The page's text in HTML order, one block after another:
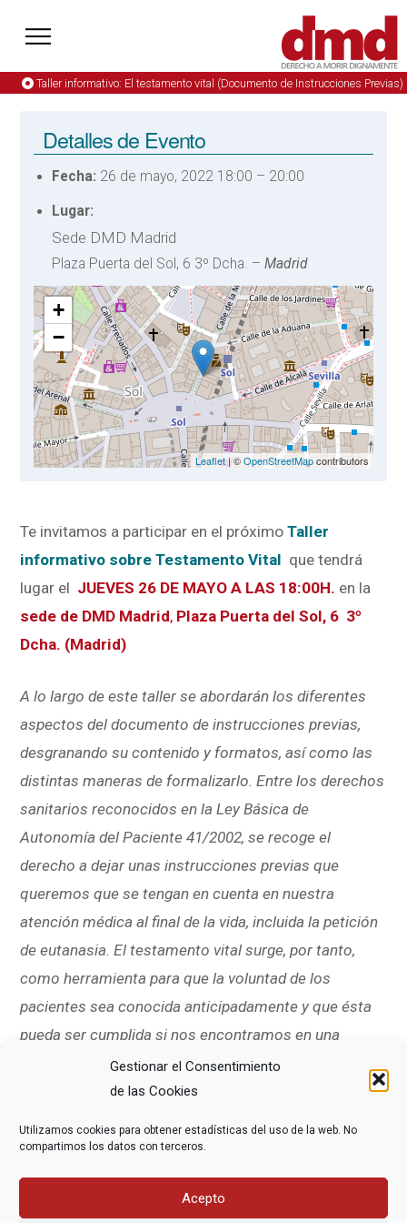
Gestionar el Consentimiento
de las Cookies
Utilizamos cookies para obtener estadísticas del uso de la web. No
compartimos los datos con terceros.
Acepto
Taller informativo: El testamento vital (Documento de Instrucciones Previas)
Detalles de Evento
Fecha: 26 de mayo, 2022 18:00 – 20:00
Lugar:
Sede DMD Madrid
Plaza Puerta del Sol, 6 3º Dcha. –Madrid
+
−
Leaflet| ©OpenStreetMapcontributors
Te invitamos a participar en el próximoTaller
informativo sobre Testamento Vital que tendrá
lugar el JUEVES 26 DE MAYOA LAS 18:00H. en la
sede de DMD Madrid, Plaza Puerta del Sol, 6 3º
Dcha. (Madrid)
A lo largo de este taller se abordarán los diferentes
aspectos del documento de instrucciones previas,
desgranando su contenido y formatos, así como las
distintas maneras de formalizarlo. Entre los derechos
sanitarios reconocidos en la Ley Básica de
Autonomía del Paciente 41/2002, se recoge el
derecho a dejar unas instrucciones previas que
queremos que se tengan en cuenta en nuestra
atención médica al final de la vida, incluida la petición
de eutanasia. El testamento vital surge, por tanto,
como herramienta para que la voluntad de los
pacientes sea conocida anticipadamente y que ésta
pueda ser cumplida si nos encontramos en una
situación en la que no podamos comunicarnos.
INSCRIBIRTE
Carmen Calvo y Maje Erice_ Activistas